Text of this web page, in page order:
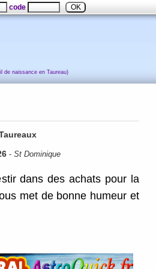
code
de naissance en Taureau)
- St Dominique
dans des achats pour la
met de bonne humeur et